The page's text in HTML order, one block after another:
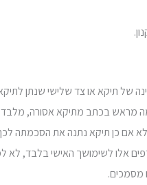
קניינה של תיקא או צד שלישי
מראש בכתב מתיקא אסורה,
אלו לשימושך האישי בלבד, לא
מסמכים.